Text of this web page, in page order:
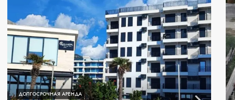
ДОЛГОСРОЧНАЯ АРЕНДА